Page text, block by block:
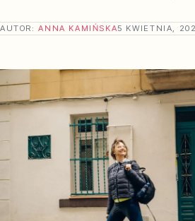
AUTOR:ANNA KAMIŃSKA5 KWIETNIA,